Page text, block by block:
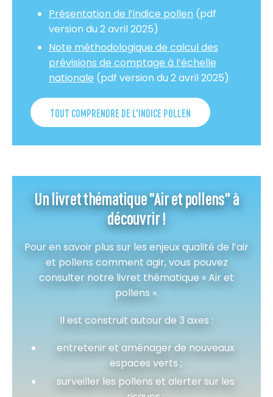
Présentation de l’indice pollen (pdf
version du 2 avril 2025)
Note méthodologique de calcul des
prévisions de comptage à l’échelle
nationale (pdf version du 2 avril 2025)
TOUT COMPRENDRE DE L'INDICE POLLEN
Un livret thématique "Air et pollens" à
découvrir !
Pour en savoir plus sur les enjeux qualité de l’air
et pollens comment agir, vous pouvez
consulter notre livret thématique « Air et
pollens ».
Il est construit autour de 3 axes :
entretenir et aménager de nouveaux
espaces verts ;
surveiller les pollens et alerter sur les